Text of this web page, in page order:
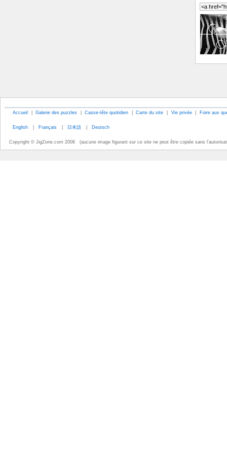
Accueil | Galerie des puzzles | Casse-tête quotidien | Carte du site | Vie privée | Foire aux
English | Français | 日本語 | Deutsch
Copyright © JigZone.com 2006 (aucune image figurant sur ce site ne peut être copiée sans